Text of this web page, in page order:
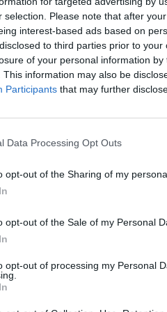
selection. Please note that after
interest-based ads based on
to third parties prior to
of your personal information
This information may also be
Participants that may further
Data Processing Opt Outs
opt-out of the Sharing of my
opt-out of the Sale of my Personal
opt-out of processing my Personal
que se celebrará del 10 al
e ideas sobre un
prioridad para la sociedad
la ULPGC y el Consejo
la Universidad grancanaria
del 10 al 13 de
ubicado en el Campus de
nuevo tema de
dialécticamente los
de género una